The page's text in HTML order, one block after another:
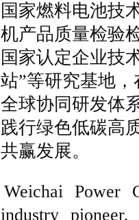
国家燃料电池技
机产品质量检验
国家认定企业技
站”等研究基地
全球协同研发体
践行绿色低碳高
共赢发展。
Weichai Power
industry